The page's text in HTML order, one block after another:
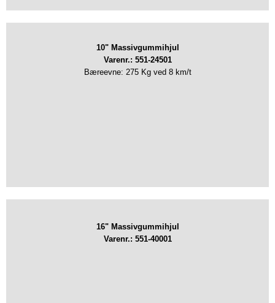
10" Massivgummihjul
Varenr.: 551-24501
Bæreevne: 275 Kg ved 8 km/t
16" Massivgummihjul
Varenr.: 551-40001